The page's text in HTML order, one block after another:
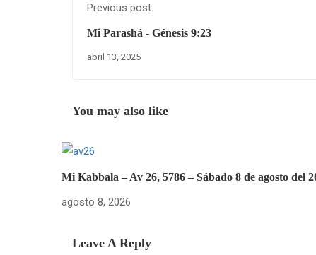
Previous post
Mi Parashá - Génesis 9:23
abril 13, 2025
You may also like
Mi Kabbala – Av 26, 5786 – Sábado 8 de agosto del
agosto 8, 2026
Leave A Reply